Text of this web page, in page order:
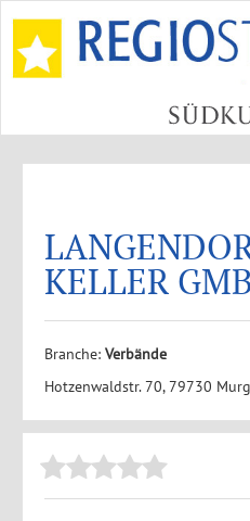
KELLER
Branche: Verbände
Hotzenwaldstr. 70, 79730 Murg